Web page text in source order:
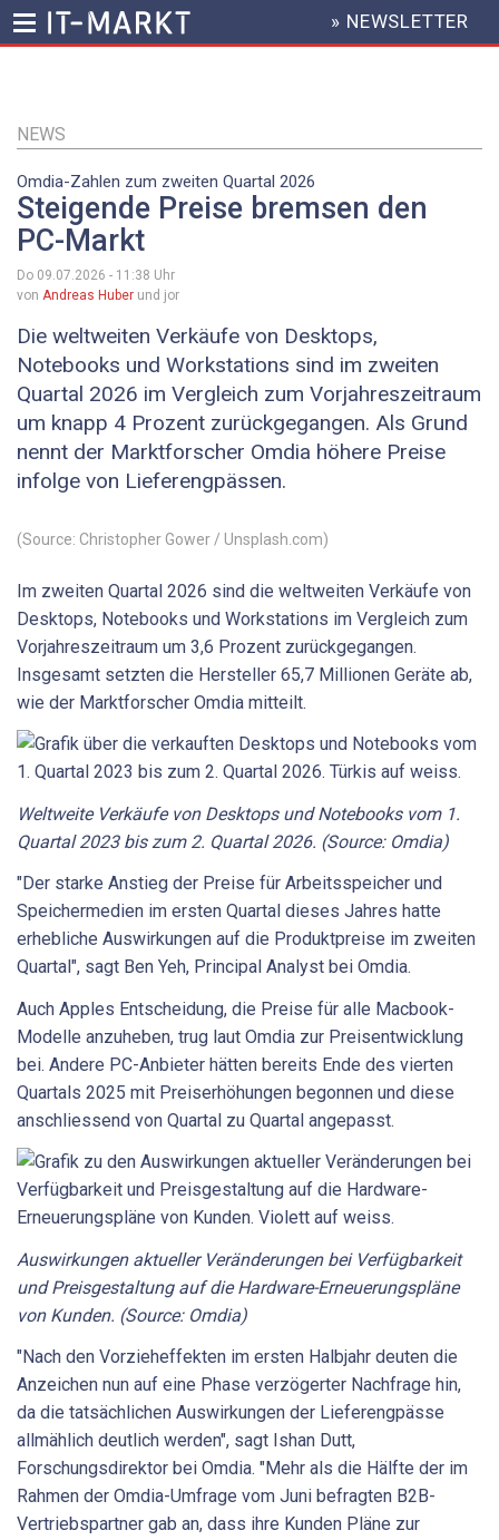
Inhalt
HEADER
MENU
» NEWSLETTER
NEWS
Omdia-Zahlen zum zweiten Quartal 2026
Steigende Preise bremsen den
PC-Markt
Do 09.07.2026 - 11:38 Uhr
von Andreas Huber und jor
Die weltweiten Verkäufe von Desktops,
Notebooks und Workstations sind im zweiten
Quartal 2026 im Vergleich zum Vorjahreszeitraum
um knapp 4 Prozent zurückgegangen. Als Grund
nennt der Marktforscher Omdia höhere Preise
infolge von Lieferengpässen.
(Source: Christopher Gower / Unsplash.com)
Im zweiten Quartal 2026 sind die weltweiten Verkäufe von
Desktops, Notebooks und Workstations im Vergleich zum
Vorjahreszeitraum um 3,6 Prozent zurückgegangen.
Insgesamt setzten die Hersteller 65,7 Millionen Geräte ab,
wie der Marktforscher Omdia mitteilt.
Weltweite Verkäufe von Desktops und Notebooks vom 1.
Quartal 2023 bis zum 2. Quartal 2026. (Source: Omdia)
"Der starke Anstieg der Preise für Arbeitsspeicher und
Speichermedien im ersten Quartal dieses Jahres hatte
erhebliche Auswirkungen auf die Produktpreise im zweiten
Quartal", sagt Ben Yeh, Principal Analyst bei Omdia.
Auch Apples Entscheidung, die Preise für alle Macbook-
Modelle anzuheben, trug laut Omdia zur Preisentwicklung
bei. Andere PC-Anbieter hätten bereits Ende des vierten
Quartals 2025 mit Preiserhöhungen begonnen und diese
anschliessend von Quartal zu Quartal angepasst.
Auswirkungen aktueller Veränderungen bei Verfügbarkeit
und Preisgestaltung auf die Hardware-Erneuerungspläne
von Kunden. (Source: Omdia)
"Nach den Vorzieheffekten im ersten Halbjahr deuten die
Anzeichen nun auf eine Phase verzögerter Nachfrage hin,
da die tatsächlichen Auswirkungen der Lieferengpässe
allmählich deutlich werden", sagt Ishan Dutt,
Forschungsdirektor bei Omdia. "Mehr als die Hälfte der im
Rahmen der Omdia-Umfrage vom Juni befragten B2B-
Vertriebspartner gab an, dass ihre Kunden Pläne zur